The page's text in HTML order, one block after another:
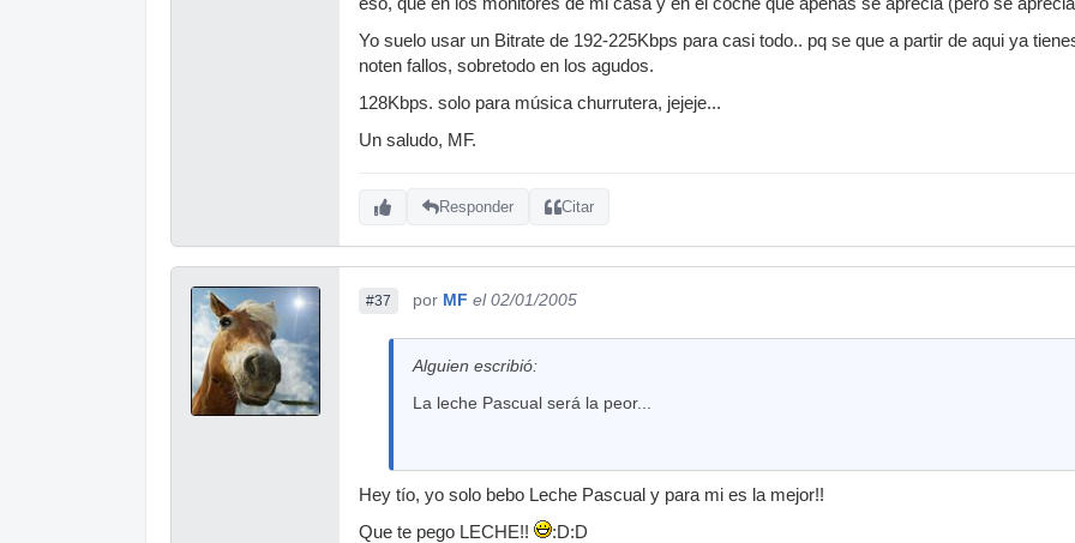
Yo suelo usar un Bitrate de 192-225Kbps para casi todo.. pq se que a partir de aqui ya
noten fallos, sobretodo en los agudos.
128Kbps. solo para música churrutera, jejeje...
Un saludo, MF.
Responder Citar
#37 por MF el 02/01/2005
Alguien escribió:
La leche Pascual será la peor...
Hey tío, yo solo bebo Leche Pascual y para mi es la mejor!!
Que te pego LECHE!!
:D:D